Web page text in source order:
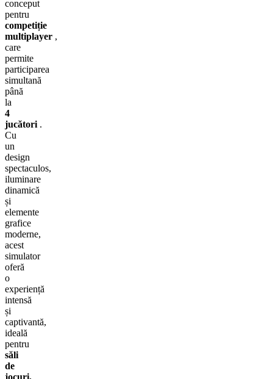
conceput
pentru
competiție
multiplayer ,
care
permite
participarea
simultană
până
la
4
jucători .
Cu
un
design
spectaculos,
iluminare
dinamică
și
elemente
grafice
moderne,
acest
simulator
oferă
o
experiență
intensă
și
captivantă,
ideală
pentru
săli
de
jocuri,